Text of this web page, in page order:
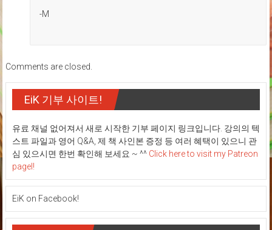
-M
Comments are closed.
EiK 기부 사이트!
유료 채널 없어져서 새로 시작한 기부 페이지 링크입니다. 강의의 텍
스트 파일과 영어 Q&A, 제 책 사인본 증정 등 여러 혜택이 있으니 관
심 있으시면 한번 확인해 보세요 ~ ^^ Click here to visit my Patreon
pagel!
EiK on Facebook!